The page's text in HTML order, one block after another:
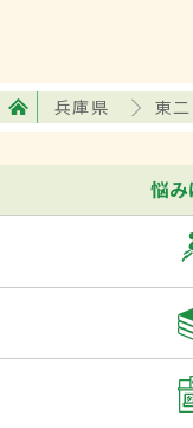
兵庫県 東
悩